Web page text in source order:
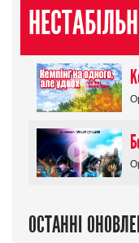
ОСТАННІ